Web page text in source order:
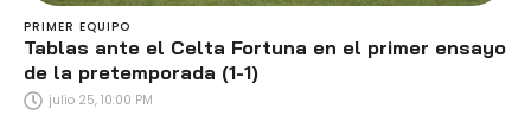
PRIMER EQUIPO
Tablas ante el Celta Fortuna en el primer ensayo
de la pretemporada (1-1)
julio 25, 10:00 PM